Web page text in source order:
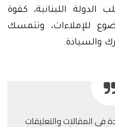
اللبنانية، كقوة
للإملاءات، وتتمسك
والسيادة.
في المقالات والتعليقات